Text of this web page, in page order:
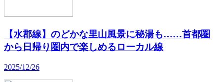
【水郡線】のどかな里山風景に秘湯も……首都圏
から日帰り圏内で楽しめるローカル線
2025/12/26